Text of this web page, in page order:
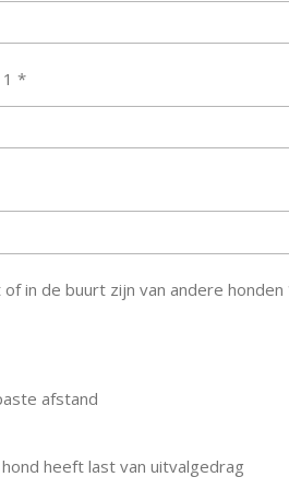
1 *
of in de buurt zijn van andere honden
afstand
heeft last van uitvalgedrag